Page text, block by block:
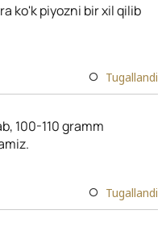
ko'k piyozni bir xil qilib
Tugallandi
100-110 gramm
Tugallandi